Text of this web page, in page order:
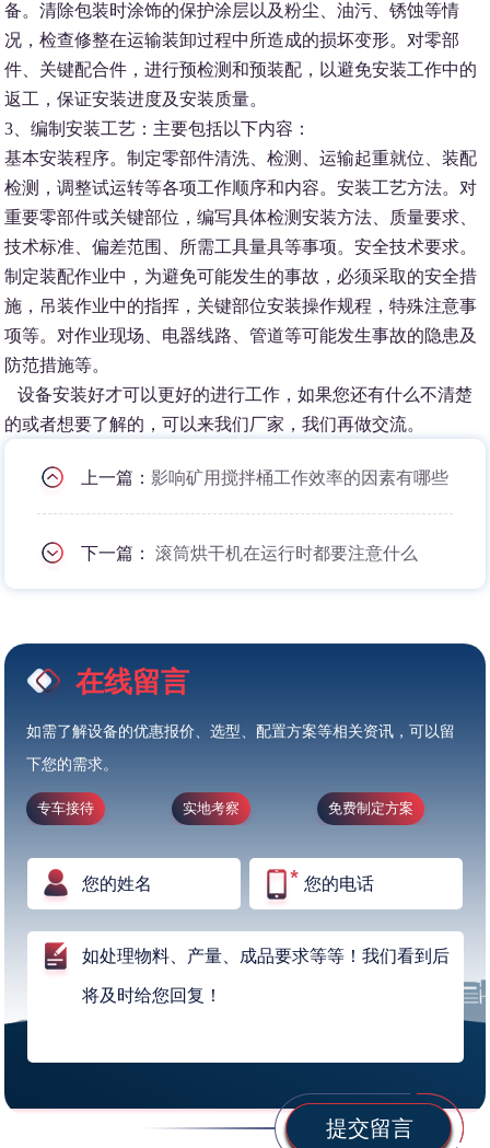
备。清除包装时涂饰的保护涂层以及粉尘、油污、锈蚀等情
况，检查修整在运输装卸过程中所造成的损坏变形。对零部
件、关键配合件，进行预检测和预装配，以避免安装工作中的
返工，保证安装进度及安装质量。
3、编制安装工艺：主要包括以下内容：
基本安装程序。制定零部件清洗、检测、运输起重就位、装配
检测，调整试运转等各项工作顺序和内容。安装工艺方法。对
重要零部件或关键部位，编写具体检测安装方法、质量要求、
技术标准、偏差范围、所需工具量具等事项。安全技术要求。
制定装配作业中，为避免可能发生的事故，必须采取的安全措
施，吊装作业中的指挥，关键部位安装操作规程，特殊注意事
项等。对作业现场、电器线路、管道等可能发生事故的隐患及
防范措施等。
设备安装好才可以更好的进行工作，如果您还有什么不清楚
的或者想要了解的，可以来我们厂家，我们再做交流。
上一篇：影响矿用搅拌桶工作效率的因素有哪些
下一篇：滚筒烘干机在运行时都要注意什么
在线留言
如需了解设备的优惠报价、选型、配置方案等相关资讯，可以留
下您的需求。
专车接待 实地考察 免费制定方案
提交留言